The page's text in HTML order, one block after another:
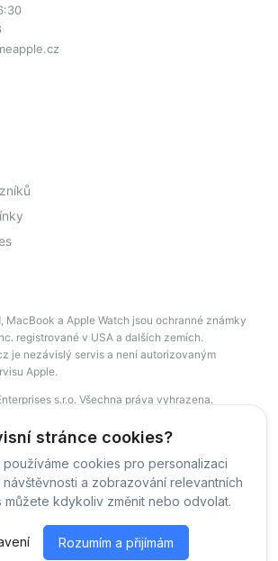
stránce cookies?
používáme cookies pro personalizaci
návštěvnosti a zobrazování relevantních
můžete kdykoliv změnit nebo odvolat.
Rozumím a přijímám
MacBook a Apple Watch jsou ochranné známky
registrované v USA a dalších zemích.
je nezávislý servis a není autorizovaným
Apple.
s.r.o. Všechna práva vyhrazena.
- 2026 -Všechna práva vyhrazena.
MyRepair.app